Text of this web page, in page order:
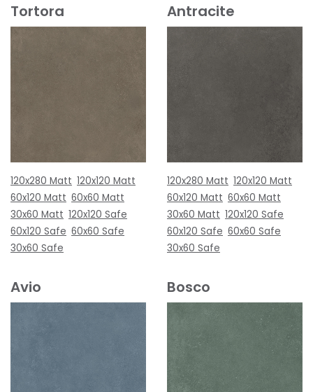
Tortora
120x280 Matt 120x120 Matt
60x120 Matt 60x60 Matt
30x60 Matt 120x120 Safe
60x120 Safe 60x60 Safe
30x60 Safe
Antracite
120x280 Matt 120x120 Matt
60x120 Matt 60x60 Matt
30x60 Matt 120x120 Safe
60x120 Safe 60x60 Safe
30x60 Safe
Avio Bosco